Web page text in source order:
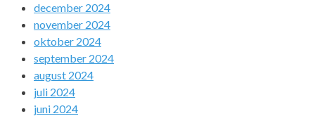
december 2024
november 2024
oktober 2024
september 2024
august 2024
juli 2024
juni 2024